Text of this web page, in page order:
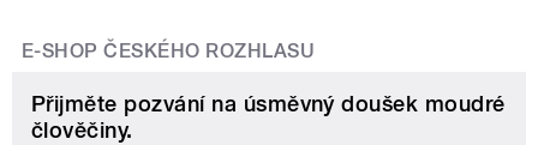
E-SHOP ČESKÉHO ROZHLASU
Přijměte pozvání na úsměvný doušek moudré
člověčiny.